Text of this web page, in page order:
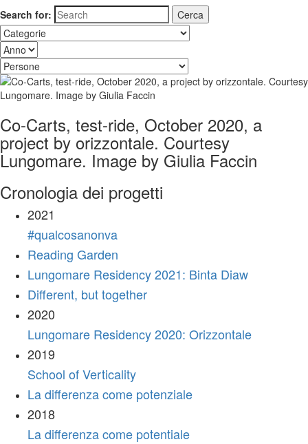
Search for:
Co-Carts, test-ride, October 2020, a
project by orizzontale. Courtesy
Lungomare. Image by Giulia Faccin
Cronologia dei progetti
2021
#qualcosanonva
Reading Garden
Lungomare Residency 2021: Binta Diaw
Different, but together
2020
Lungomare Residency 2020: Orizzontale
2019
School of Verticality
La differenza come potenziale
2018
La differenza come potentiale